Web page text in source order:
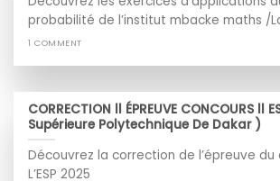
probabilité de l’institut mbacke maths /
1 COMMENT
CORRECTION ll ÉPREUVE CONCOURS ll
Supérieure Polytechnique De Dakar )
Découvrez la correction de l’épreuve du
L’ESP 2025